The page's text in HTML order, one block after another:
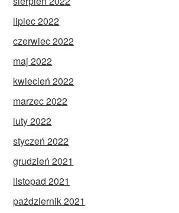
lipiec 2022
czerwiec 2022
maj 2022
kwiecień 2022
marzec 2022
luty 2022
styczeń 2022
grudzień 2021
listopad 2021
październik 2021